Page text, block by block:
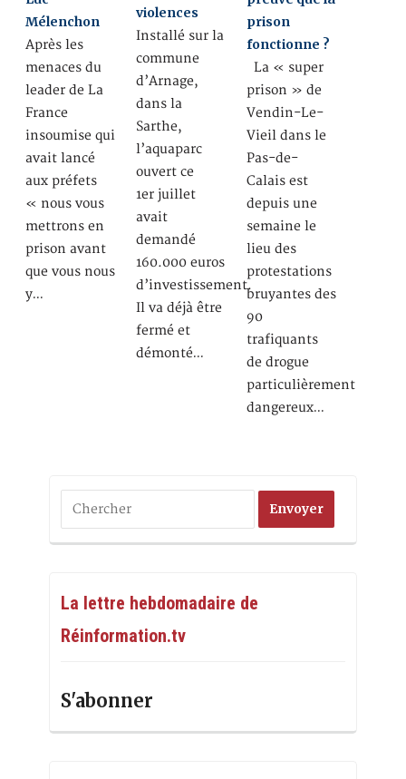
Mélenchon
Après les
menaces du
leader de La
France
insoumise qui
avait lancé
aux préfets
« nous vous
mettrons en
prison avant
que vous nous
y…
violences
Installé sur la
commune
d’Arnage,
dans la
Sarthe,
l’aquaparc
ouvert ce
1er juillet
avait
demandé
160.000 euros
d’investissement.
Il va déjà être
fermé et
démonté…
prison
fonctionne ?
La « super
prison » de
Vendin-Le-
Vieil dans le
Pas-de-
Calais est
depuis une
semaine le
lieu des
protestations
bruyantes des
90
trafiquants
de drogue
particulièrement
dangereux…
La lettre hebdomadaire de
Réinformation.tv
S'abonner